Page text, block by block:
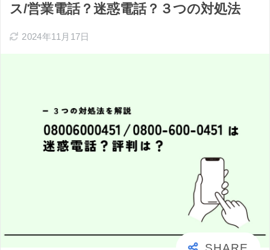
ス/営業電話？迷惑電話？３つの対処法
2024年11月17日